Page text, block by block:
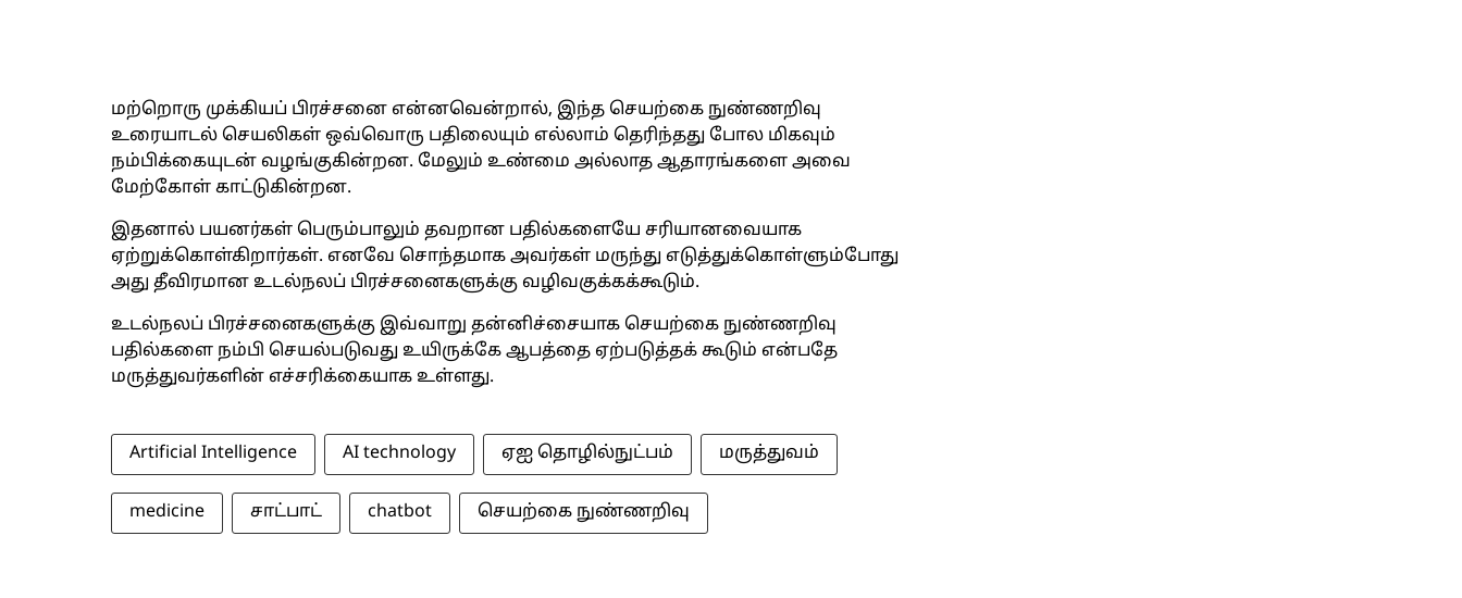
மற்றொரு முக்கியப் பிரச்சனை என்னவென்றால், இந்த செயற்கை நுண்ணறிவு
உரையாடல் செயலிகள் ஒவ்வொரு பதிலையும் எல்லாம் தெரிந்தது போல மிகவும்
நம்பிக்கையுடன் வழங்குகின்றன. மேலும் உண்மை அல்லாத ஆதாரங்களை அவை
மேற்கோள் காட்டுகின்றன.
இதனால் பயனர்கள் பெரும்பாலும் தவறான பதில்களையே சரியானவையாக
ஏற்றுக்கொள்கிறார்கள். எனவே சொந்தமாக அவர்கள் மருந்து எடுத்துக்கொள்ளும்போது
அது தீவிரமான உடல்நலப் பிரச்சனைகளுக்கு வழிவகுக்கக்கூடும்.
உடல்நலப் பிரச்சனைகளுக்கு இவ்வாறு தன்னிச்சையாக செயற்கை நுண்ணறிவு
பதில்களை நம்பி செயல்படுவது உயிருக்கே ஆபத்தை ஏற்படுத்தக் கூடும் என்பதே
மருத்துவர்களின் எச்சரிக்கையாக உள்ளது.
Artificial Intelligence AI technology ஏஐ தொழில்நுட்பம் மருத்துவம்
medicine சாட்பாட் chatbot செயற்கை நுண்ணறிவு